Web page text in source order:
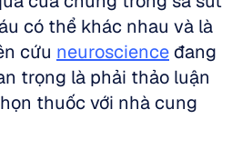
có thể khác nhau và là
cứu neuroscience đang
trọng là phải thảo luận
thuốc với nhà cung